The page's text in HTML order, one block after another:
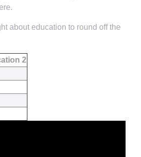
about education to round off the
2